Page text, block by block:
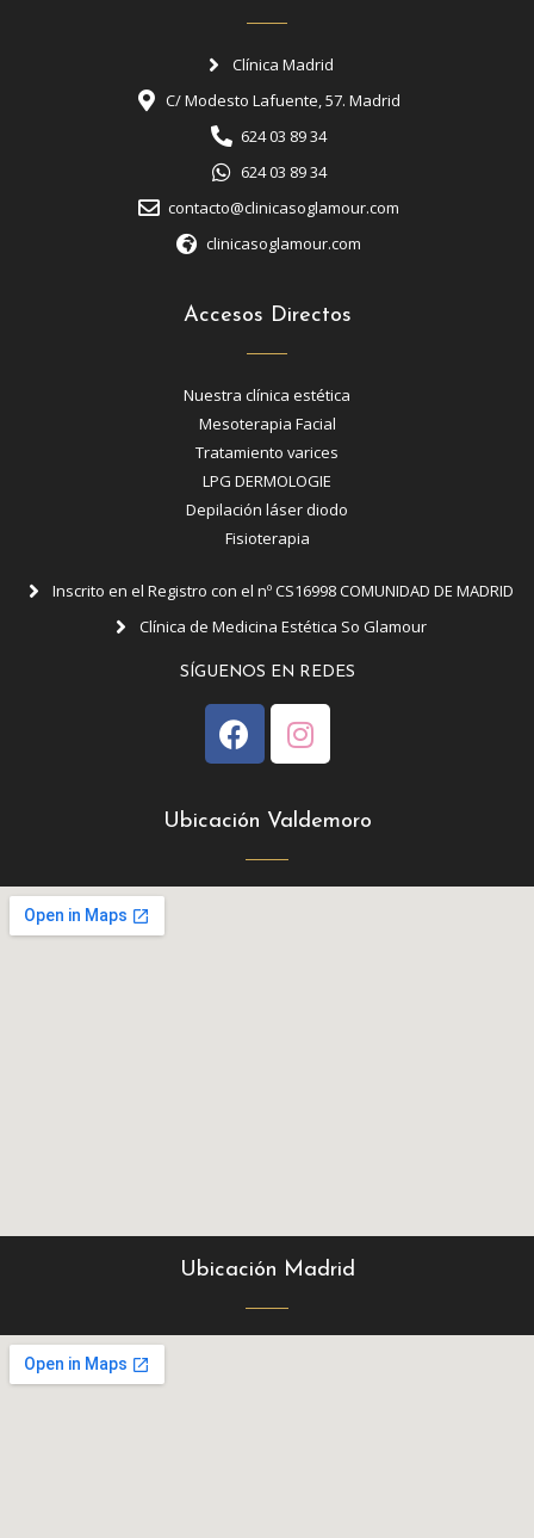
Clínica Madrid
C/ Modesto Lafuente, 57. Madrid
624 03 89 34
624 03 89 34
contacto@clinicasoglamour.com
clinicasoglamour.com
Accesos Directos
Nuestra clínica estética
Mesoterapia Facial
Tratamiento varices
LPG DERMOLOGIE
Depilación láser diodo
Fisioterapia
Inscrito en el Registro con el nº CS16998 COMUNIDAD DE MADRID
Clínica de Medicina Estética So Glamour
SÍGUENOS EN REDES
Ubicación Valdemoro
Ubicación Madrid